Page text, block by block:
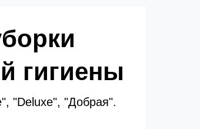
гигиены
"Deluxe", "Добрая".